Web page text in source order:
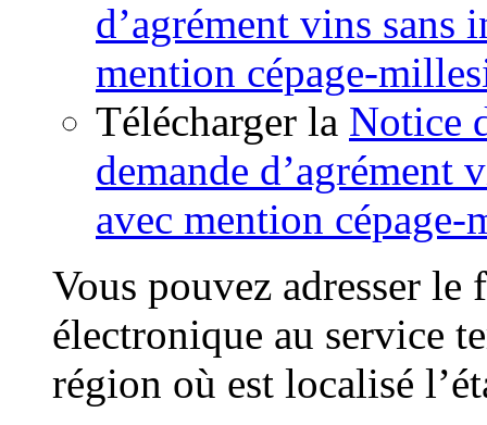
d’agrément vins sans
mention cépage-
Télécharger la Notice
demande d’agrément
avec mention cépage-
Vous pouvez adresser
électronique au service
région où est localisé